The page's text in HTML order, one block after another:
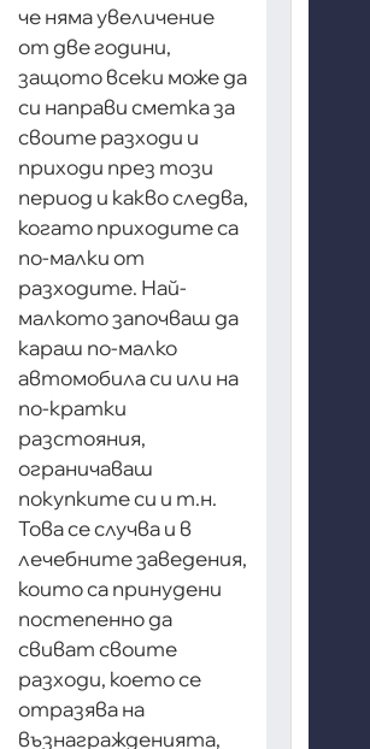
че няма увеличение
от две години,
защото всеки може да
си направи сметка за
своите разходи и
приходи през този
период и какво следва,
когато приходите са
по-малки от
разходите. Най-
малкото започваш да
караш по-малко
автомобила си или на
по-кратки
разстояния,
ограничаваш
покупките си и т.н.
Това се случва и в
лечебните заведения,
които са принудени
постепенно да
свиват своите
разходи, което се
отразява на
възнагражденията,